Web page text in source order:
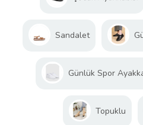
Sandalet
Günlük Spor
Topuklu